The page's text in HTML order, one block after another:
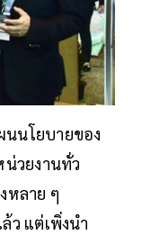
นนโยบายของ
วยงานทั่ว
หลาย ๆ
ว แต่เพิ่งนำ